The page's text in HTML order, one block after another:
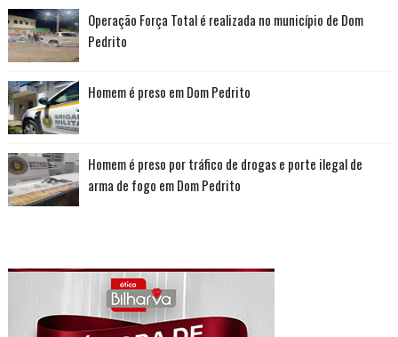
Operação Força Total é realizada no município de Dom
Pedrito
Homem é preso em Dom Pedrito
Homem é preso por tráfico de drogas e porte ilegal de
arma de fogo em Dom Pedrito